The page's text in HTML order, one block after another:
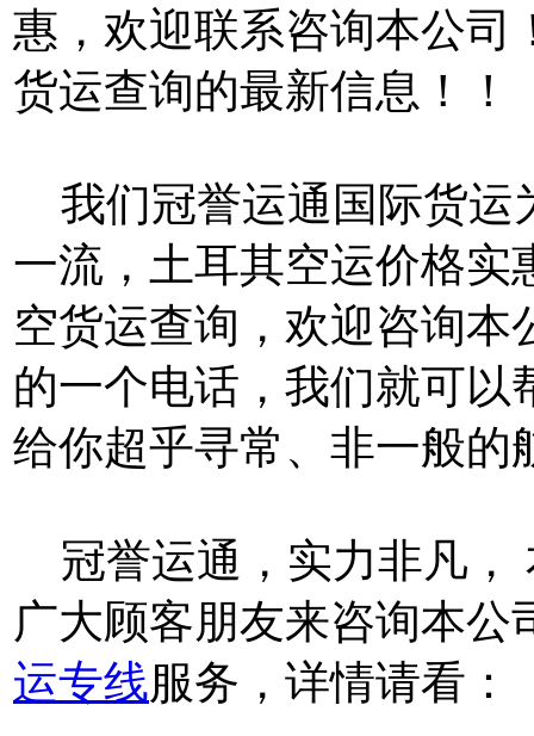
惠，欢迎联系咨询本公司
货运查询的最新信息！！
我们冠誉运通国际货运
一流，土耳其空运价格实
空货运查询，欢迎咨询
的一个电话，我们就可以
给你超乎寻常、非一般的
冠誉运通，实力非凡，
广大顾客朋友来咨询本
运专线服务，详情请看：